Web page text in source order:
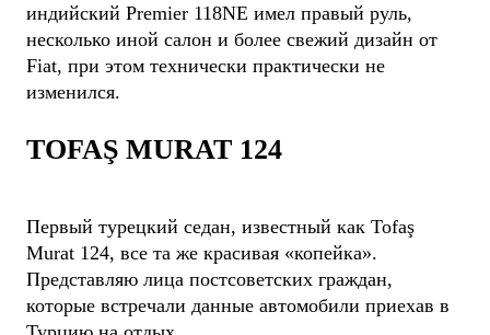
индийский Premier 118NE имел правый руль,
несколько иной салон и более свежий дизайн от
Fiat, при этом технически практически не
изменился.
TOFAŞ MURAT 124
Первый турецкий седан, известный как Tofaş
Murat 124, все та же красивая «копейка».
Представляю лица постсоветских граждан,
которые встречали данные автомобили приехав в